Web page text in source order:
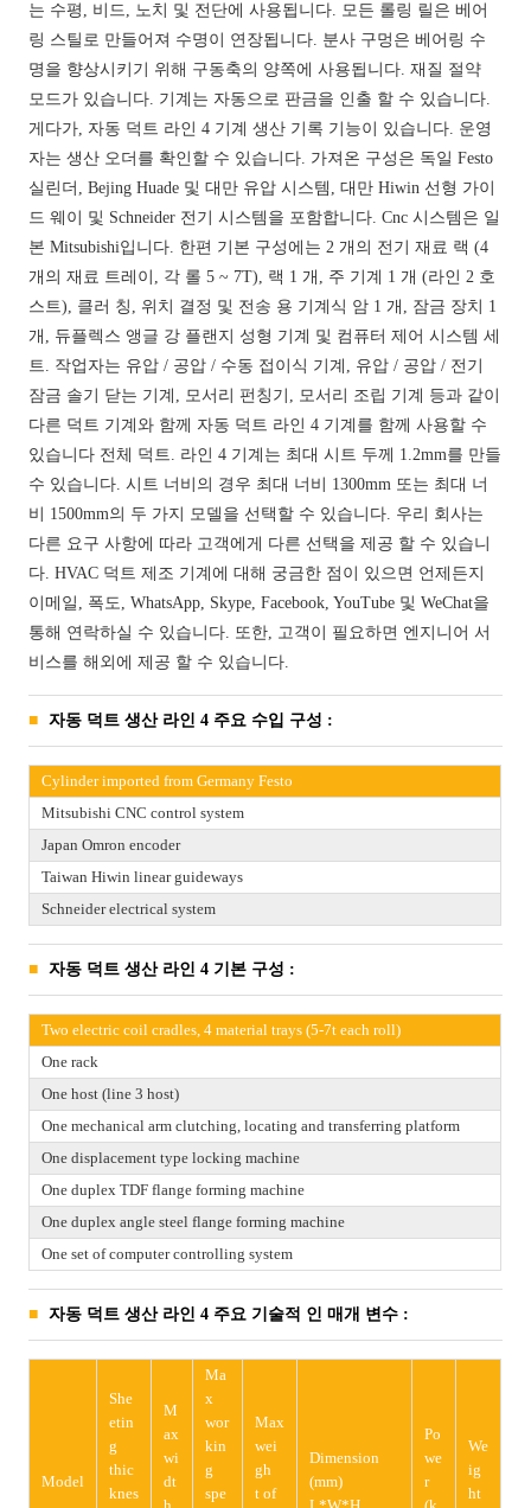
는 수평, 비드, 노치 및 전단에 사용됩니다. 모든 롤링 릴은 베어
링 스틸로 만들어져 수명이 연장됩니다. 분사 구멍은 베어링 수
명을 향상시키기 위해 구동축의 양쪽에 사용됩니다. 재질 절약
모드가 있습니다. 기계는 자동으로 판금을 인출 할 수 있습니다.
게다가, 자동 덕트 라인 4 기계 생산 기록 기능이 있습니다. 운영
자는 생산 오더를 확인할 수 있습니다. 가져온 구성은 독일 Festo
실린더, Bejing Huade 및 대만 유압 시스템, 대만 Hiwin 선형 가이
드 웨이 및 Schneider 전기 시스템을 포함합니다. Cnc 시스템은 일
본 Mitsubishi입니다. 한편 기본 구성에는 2 개의 전기 재료 랙 (4
개의 재료 트레이, 각 롤 5 ~ 7T), 랙 1 개, 주 기계 1 개 (라인 2 호
스트), 클러 칭, 위치 결정 및 전송 용 기계식 암 1 개, 잠금 장치 1
개, 듀플렉스 앵글 강 플랜지 성형 기계 및 컴퓨터 제어 시스템 세
트. 작업자는 유압 / 공압 / 수동 접이식 기계, 유압 / 공압 / 전기
잠금 솔기 닫는 기계, 모서리 펀칭기, 모서리 조립 기계 등과 같이
다른 덕트 기계와 함께 자동 덕트 라인 4 기계를 함께 사용할 수
있습니다 전체 덕트. 라인 4 기계는 최대 시트 두께 1.2mm를 만들
수 있습니다. 시트 너비의 경우 최대 너비 1300mm 또는 최대 너
비 1500mm의 두 가지 모델을 선택할 수 있습니다. 우리 회사는
다른 요구 사항에 따라 고객에게 다른 선택을 제공 할 수 있습니
다. HVAC 덕트 제조 기계에 대해 궁금한 점이 있으면 언제든지
이메일, 폭도, WhatsApp, Skype, Facebook, YouTube 및 WeChat을
통해 연락하실 수 있습니다. 또한, 고객이 필요하면 엔지니어 서
비스를 해외에 제공 할 수 있습니다.
자동 덕트 생산 라인 4 주요 수입 구성 :
Cylinder imported from Germany Festo
Mitsubishi CNC control system
Japan Omron encoder
Taiwan Hiwin linear guideways
Schneider electrical system
자동 덕트 생산 라인 4 기본 구성 :
Two electric coil cradles, 4 material trays (5-7t each roll)
One rack
One host (line 3 host)
One mechanical arm clutching, locating and transferring platform
One displacement type locking machine
One duplex TDF flange forming machine
One duplex angle steel flange forming machine
One set of computer controlling system
자동 덕트 생산 라인 4 주요 기술적 인 매개 변수 :
Model
She
etin
g
thic
knes
M
ax
wi
dt
Ma
x
wor
kin
g
spe
Max
wei
gh
t of
Dimension
(mm)
Po
we
r
We
ig
ht